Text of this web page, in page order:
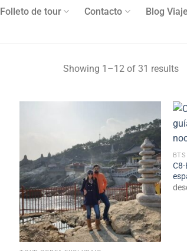
Folleto de tour Contacto Blog
Showing 1–12 of 31 results
+